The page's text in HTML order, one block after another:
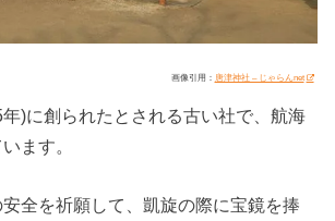
画像引用： 唐津神社 – じゃらんnet
)に創られたとされる古い社で、航海
ます。
全を祈願して、凱旋の際に宝鏡を捧